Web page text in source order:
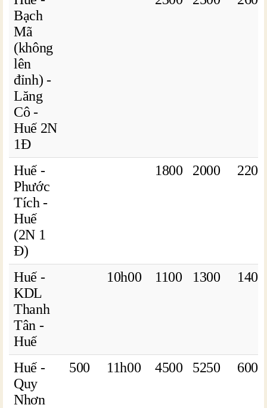
Bạch
Mã
(không
lên
đỉnh) -
Lăng
Cô -
Huế 2N
1Đ
Huế -
Phước
Tích -
Huế
(2N 1
Đ)
1800 2000 2200
Huế -
KDL
Thanh
Tân -
Huế
10h00 1100 1300 1400
Huế -
Quy
Nhơn
500 11h00 4500 5250 6000